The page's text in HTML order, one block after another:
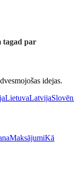
tagad par
idejas.
LietuvaLatvija
MaksājumiKā